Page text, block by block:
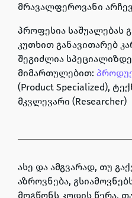
მრავალფეროვანი
პროფესია საშუალებას
კუთხით განავითარებ
შეგიძლია
მიმართულებით:
(Product Specialized),
მკვლევარი (Researcher)
ასე და ამგვარად, თუ
აზროვნება,
მოგწონს კოდის წერა,